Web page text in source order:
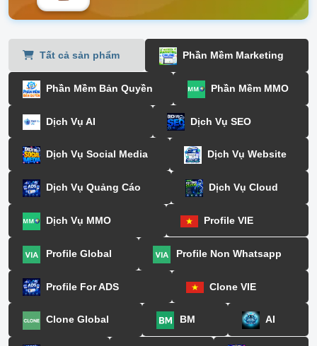
Tất cả sản phẩm Phần Mềm Marketing
Phần Mềm Bản Quyền Phần Mềm MMO
Dịch Vụ AI Dịch Vụ SEO
Dịch Vụ Social Media Dịch Vụ Website
Dịch Vụ Quảng Cáo Dịch Vụ Cloud
Dịch Vụ MMO Profile VIE
Profile Global Profile Non Whatsapp
Profile For ADS Clone VIE
Clone Global BM AI